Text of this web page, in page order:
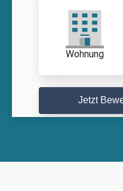
Wohnung
Jetzt